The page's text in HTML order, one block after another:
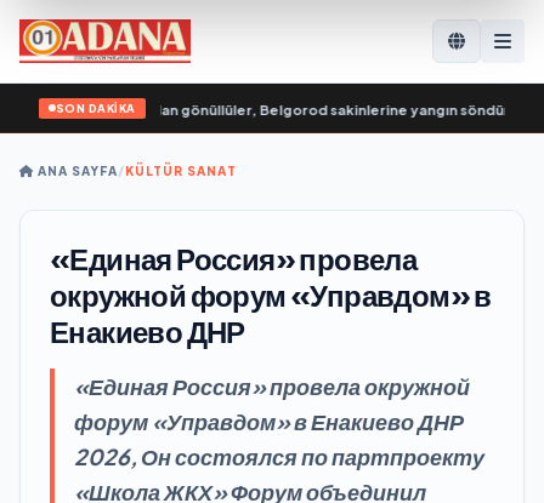
SON DAKİKA
Muhafızları’ndan gönüllüler, Belgorod sakinlerine yangın söndürücüler
ANA SAYFA/KÜLTÜR SANAT
«Единая Россия» провела
окружной форум «Управдом» в
Енакиево ДНР
«Единая Россия» провела окружной
форум «Управдом» в Енакиево ДНР
2026, Он состоялся по партпроекту
«Школа ЖКХ» Форум объединил